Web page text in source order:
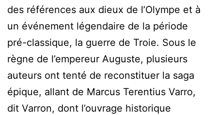
des références aux dieux de l’Olympe et à
un événement légendaire de la période
pré-classique, la guerre de Troie. Sous le
règne de l’empereur Auguste, plusieurs
auteurs ont tenté de reconstituer la saga
épique, allant de Marcus Terentius Varro,
dit Varron, dont l’ouvrage historique